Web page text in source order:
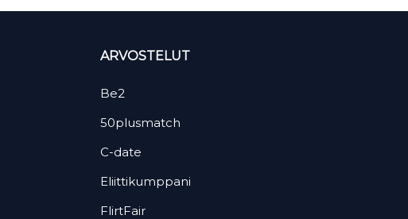
ARVOSTELUT
Be2
50plusmatch
C-date
Eliittikumppani
FlirtFair